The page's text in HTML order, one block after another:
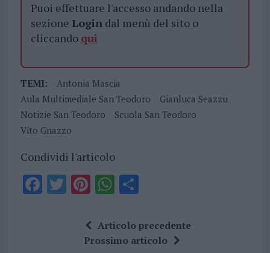
Puoi effettuare l'accesso andando nella
sezione Logindal menù del sito o
cliccando qui
TEMI:
Antonia Mascia
Aula Multimediale San Teodoro
Gianluca Seazzu
Notizie San Teodoro
Scuola San Teodoro
Vito Gnazzo
Condividi l'articolo
F T Pi
te
re
W
at
s
S
a
re
Articolo precedente
Prossimo articolo